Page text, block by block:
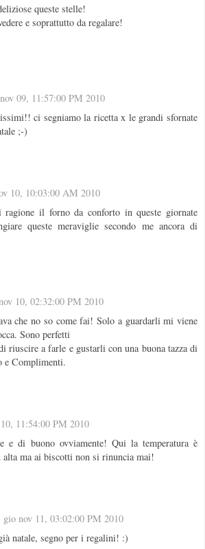
queste stelle!
e soprattutto da regalare!
09, 11:57:00 PM 2010
ci segniamo la ricetta x le grandi sfornate
;-)
10, 10:03:00 AM 2010
ragione il forno da conforto in queste giornate
queste meraviglie secondo me ancora di
10, 02:32:00 PM 2010
che no so come fai! Solo a guardarli mi viene
Sono perfetti
riuscire a farle e gustarli con una buona tazza di
e Complimenti.
11:54:00 PM 2010
e di buono ovviamente! Qui la temperatura è
alta ma ai biscotti non si rinuncia mai!
gio nov 11, 03:02:00 PM 2010
natale, segno per i regalini! :)